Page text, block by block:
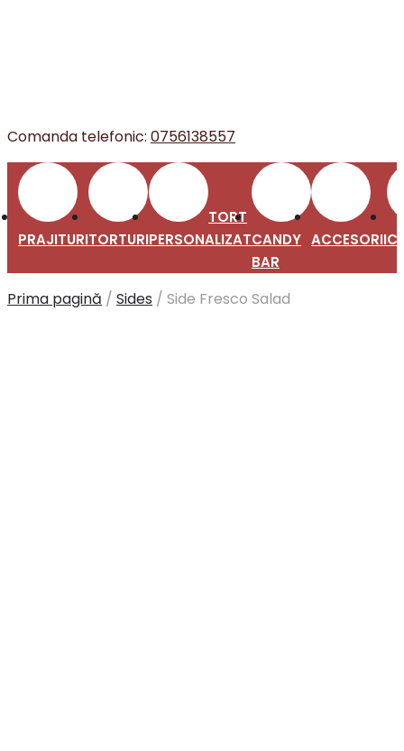
Comanda telefonic: 0756138557
PRAJITURITORTURI
TORT
PERSONALIZATCANDY
BAR
ACCESORII
Prima pagină / Sides / Side Fresco Salad